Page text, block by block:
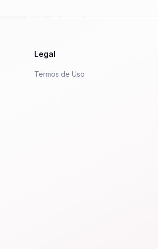
Legal
Termos de Uso